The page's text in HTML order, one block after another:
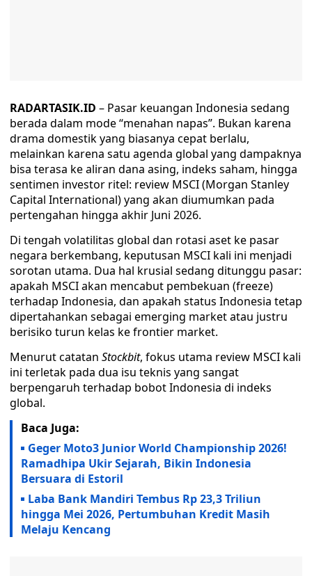
RADARTASIK.ID – Pasar keuangan Indonesia sedang
berada dalam mode “menahan napas”. Bukan karena
drama domestik yang biasanya cepat berlalu,
melainkan karena satu agenda global yang dampaknya
bisa terasa ke aliran dana asing, indeks saham, hingga
sentimen investor ritel: review MSCI (Morgan Stanley
Capital International) yang akan diumumkan pada
pertengahan hingga akhir Juni 2026.
Di tengah volatilitas global dan rotasi aset ke pasar
negara berkembang, keputusan MSCI kali ini menjadi
sorotan utama. Dua hal krusial sedang ditunggu pasar:
apakah MSCI akan mencabut pembekuan (freeze)
terhadap Indonesia, dan apakah status Indonesia tetap
dipertahankan sebagai emerging market atau justru
berisiko turun kelas ke frontier market.
Menurut catatan Stockbit, fokus utama review MSCI kali
ini terletak pada dua isu teknis yang sangat
berpengaruh terhadap bobot Indonesia di indeks
global.
Baca Juga:
Geger Moto3 Junior World Championship 2026!
Ramadhipa Ukir Sejarah, Bikin Indonesia
Bersuara di Estoril
Laba Bank Mandiri Tembus Rp 23,3 Triliun
hingga Mei 2026, Pertumbuhan Kredit Masih
Melaju Kencang